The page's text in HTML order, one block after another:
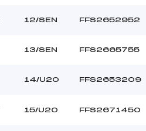
12/SEN FFS2652952
13/SEN FFS2665755
14/U20 FFS2653209
15/U20 FFS2671450